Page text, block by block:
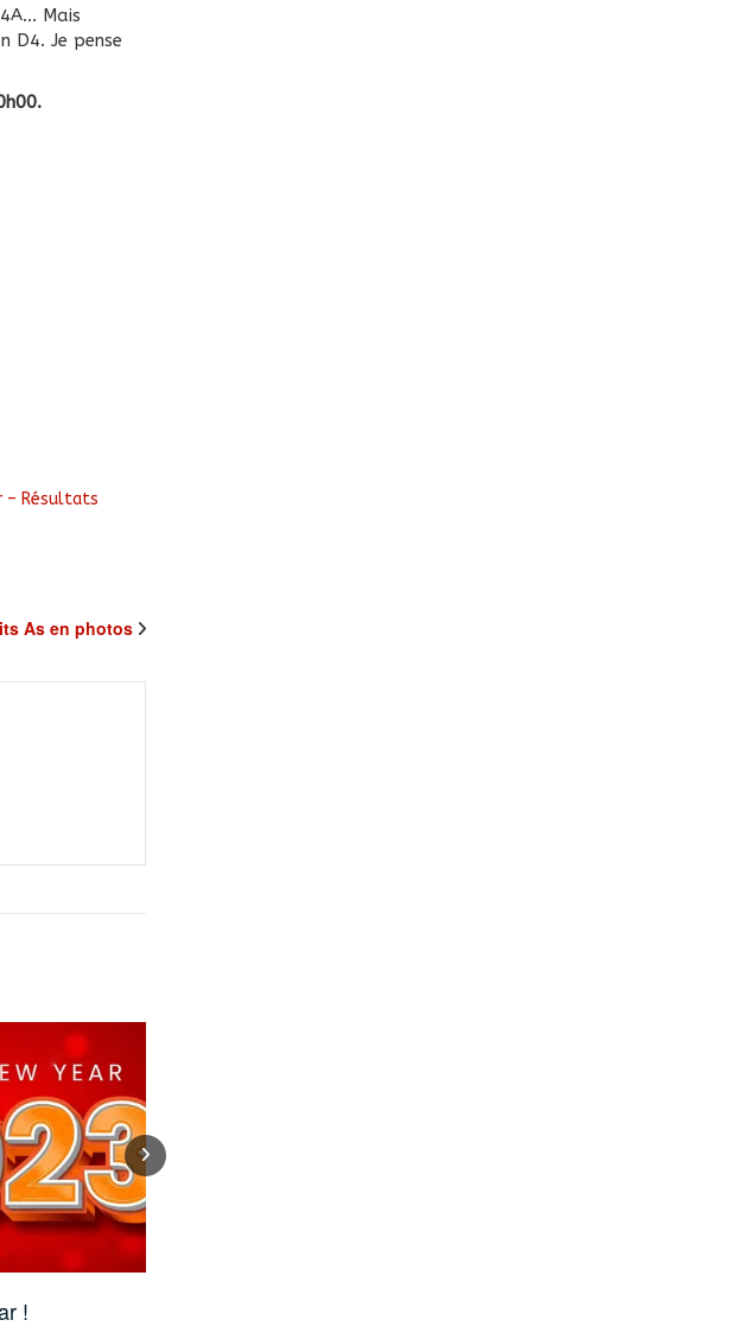
Mais
D4. Je pense
– Résultats
As en photos
!